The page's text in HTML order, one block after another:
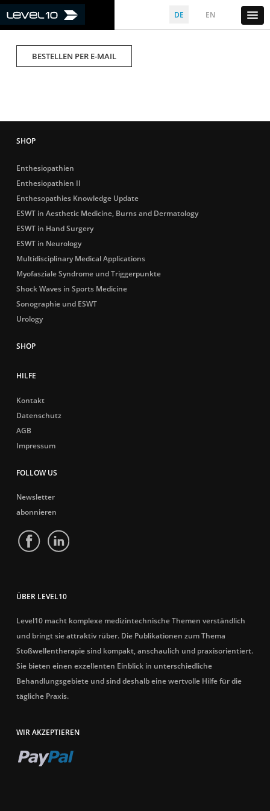
DE EN
BESTELLEN PER E-MAIL
Enthesiopathien
Enthesiopathien II
Enthesopathies Knowledge Update
ESWT in Aesthetic Medicine, Burns and Dermatology
ESWT in Hand Surgery
ESWT in Neurology
Multidisciplinary Medical Applications
Myofasziale Syndrome und Triggerpunkte
Shock Waves in Sports Medicine
Sonographie und ESWT
Urology
HILFE
Kontakt
Datenschutz
AGB
Impressum
FOLLOW US
Newsletter
abonnieren
ÜBER LEVEL10
Level10 macht komplexe medizintechnische Themen verständlich
und bringt sie attraktiv rüber. Die Publikationen zum Thema
Stoßwellentherapie sind kompakt, anschaulich und praxisorientiert.
Sie bieten einen exzellenten Einblick in unterschiedliche
Behandlungsgebiete und sind deshalb eine wertvolle Hilfe für die
tägliche Praxis.
WIR AKZEPTIEREN